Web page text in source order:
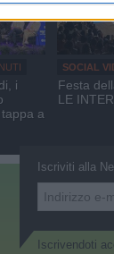
i
a
SOCIAL
Festa
LE
Iscriviti alla
Iscrivendoti